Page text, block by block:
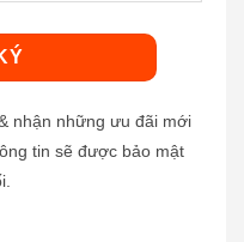
nhận những ưu đãi mới
tin sẽ được bảo mật